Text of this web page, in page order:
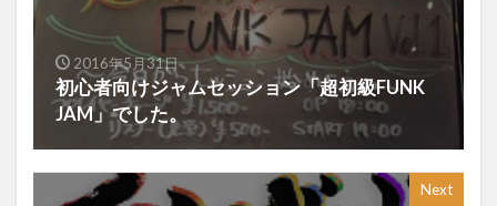
2016年5月31日
初心者向けジャムセッション「超初級FUNK
JAM」でした。
Next